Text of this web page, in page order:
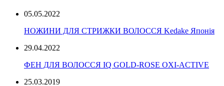
05.05.2022
НОЖИНИ ДЛЯ СТРИЖКИ ВОЛОССЯ Kedake Японія
29.04.2022
ФЕН ДЛЯ ВОЛОССЯ IQ GOLD-ROSE OXI-ACTIVE
25.03.2019